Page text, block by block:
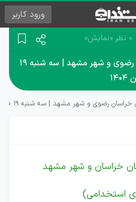
ورود کاربر
0 نظر «نمایش»
روزنامه استخدامی استان خراسان رضوی و شهر مشهد | سه شنبه ۱۹
رضوی و شهر مشهد | سه شنبه ۱۹ فروردین ۱۴۰۴
خراسان و شهر مشهد
استخدامی)